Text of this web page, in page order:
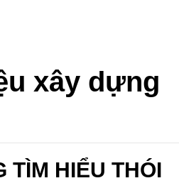
xây dựng
TÌM HIỂU THÓI